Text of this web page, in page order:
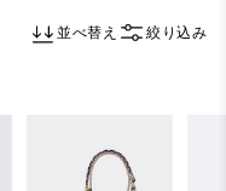
並べ替え 絞り込み